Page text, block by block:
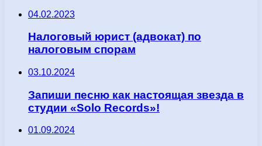
04.02.2023
Налоговый юрист (адвокат) по
налоговым спорам
03.10.2024
Запиши песню как настоящая звезда в
студии «Solo Records»!
01.09.2024